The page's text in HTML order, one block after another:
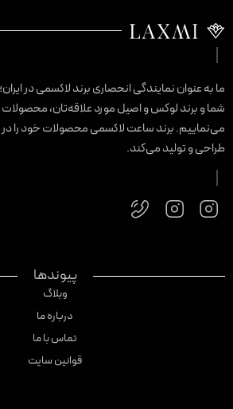
ما به عنوان نمایندگی انحصاری برند لاکسمی در
می‌نماییم. برند ساعت لاکسمی محصولات خود را
طراحی و تولید می‌کند.
پیوندها
وبلاگ
درباره ما
تماس با ما
قوانین سایت